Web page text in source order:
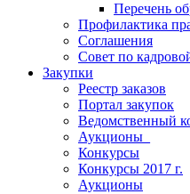
Перечень
Профилактика
Соглашения
Совет по
Закупки
Реестр заказов
Портал закупок
Ведомственный
Аукционы_
Конкурсы
Конкурсы 2017 г.
Аукционы